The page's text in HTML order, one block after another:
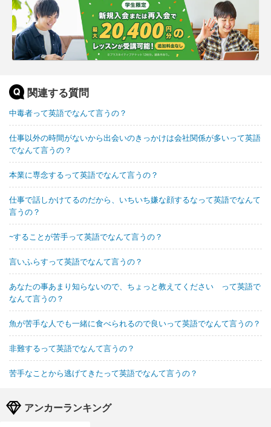
関連する質問
中毒者って英語でなんて言うの？
仕事以外の時間がないから出会いのきっかけは会社関係が多いって英語
でなんて言うの？
本業に専念するって英語でなんて言うの？
仕事で話しかけてるのだから、いちいち嫌な顔するなって英語でなんて
言うの？
~することが苦手って英語でなんて言うの？
言いふらすって英語でなんて言うの？
あなたの事あまり知らないので、ちょっと教えてください って英語で
なんて言うの？
魚が苦手な人でも一緒に食べられるので良いって英語でなんて言うの？
非難するって英語でなんて言うの？
苦手なことから逃げてきたって英語でなんて言うの？
アンカーランキング